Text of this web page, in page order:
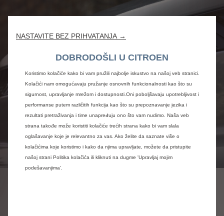
NASTAVITE BEZ PRIHVATANJA →
DOBRODOŠLI U CITROEN
Koristimo kolačiće kako bi vam pružili najbolje iskustvo na našoj veb stranici.
Kolačići nam omogućavaju pružanje osnovnih funkcionalnosti kao što su
sigurnost, upravljanje mrežom i dostupnosti.Oni poboljšavaju upotrebljivost i
performanse putem različitih funkcija kao što su prepoznavanje jezika i
rezultati pretraživanja i time unapređuju ono što vam nudimo. Naša veb
strana takođe može koristiti kolačiće trećih strana kako bi vam slala
oglašavanje koje je relevantno za vas. Ako želite da saznate više o
kolačićima koje koristimo i kako da njima upravljate, možete da pristupite
našoj strani Politika kolačića ili kliknuti na dugme 'Upravljaj mojim
podešavanjima'.